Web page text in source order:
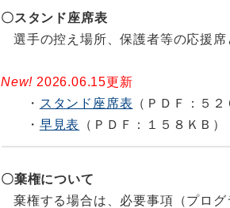
時５９分です。
県総体では、Ｗｅｂ上でのプロ
予約販売を行います。 詳細は、
夏季記録会と県総体では参加料
2026.05.07更新
〇スタンド座席表
選手の控え場所、保護者等の応援席
New! 2026.06.15更新
・ スタンド座席表 （ＰＤＦ：５２
・ 早見表 （ＰＤＦ：１５８ＫＢ）
〇棄権について
棄権する場合は、必要事項（プロ